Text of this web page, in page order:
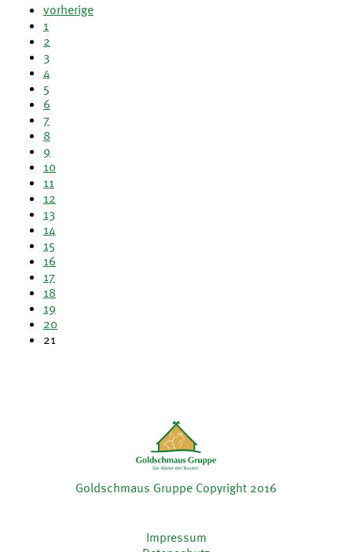
vorherige
1
2
3
4
5
6
7
8
9
10
11
12
13
14
15
16
17
18
19
20
21
Goldschmaus Gruppe Copyright 2016
Impressum